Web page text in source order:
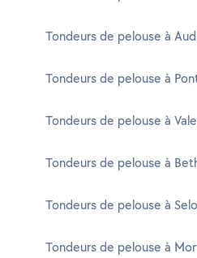
Tondeurs de pelouse à
Tondeurs de pelouse à
Tondeurs de pelouse à
Tondeurs de pelouse à
Tondeurs de pelouse à
Tondeurs de pelouse à